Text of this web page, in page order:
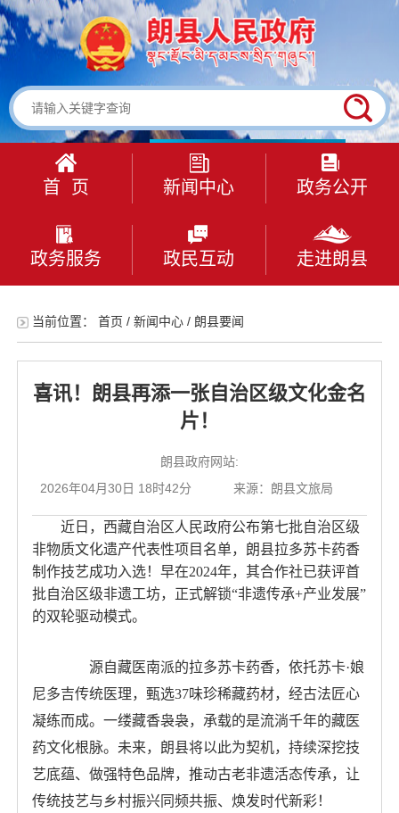
首 页 新闻中心 政务公开
政务服务 政民互动 走进朗县
当前位置： 首页 / 新闻中心/ 朗县要闻
喜讯！朗县再添一张自治区级文化金名
片！
朗县政府网站:
2026年04月30日 18时42分
来源：朗县文旅局
近日，西藏自治区人民政府公布第七批自治区级
非物质文化遗产代表性项目名单，朗县拉多苏卡药香
制作技艺成功入选！早在2024年，其合作社已获评首
批自治区级非遗工坊，正式解锁“非遗传承+产业发展”
的双轮驱动模式。
源自藏医南派的拉多苏卡药香，依托苏卡·娘
尼多吉传统医理，甄选37味珍稀藏药材，经古法匠心
凝练而成。一缕藏香袅袅，承载的是流淌千年的藏医
药文化根脉。未来，朗县将以此为契机，持续深挖技
艺底蕴、做强特色品牌，推动古老非遗活态传承，让
传统技艺与乡村振兴同频共振、焕发时代新彩！